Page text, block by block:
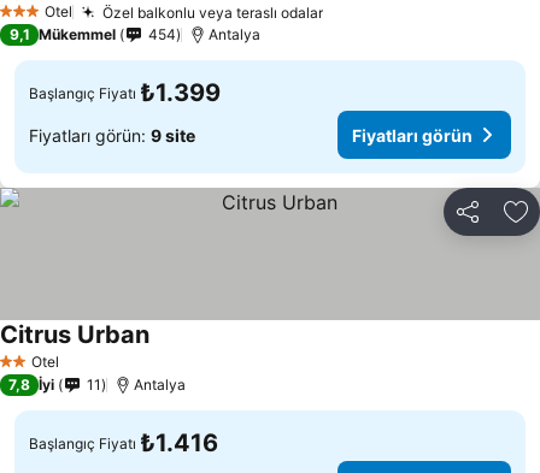
3 YıldızOtel Özel balkonlu veya teraslı odalar
9,1 Mükemmel 454 Antalya
Başlangıç Fiyatı ₺1.399
Fiyatları görün: 9 site Fiyatları görün
Paylaş
2 Yıldız
Otel
Citrus Urban
7,8 İyi 11 Antalya
Başlangıç Fiyatı ₺1.416